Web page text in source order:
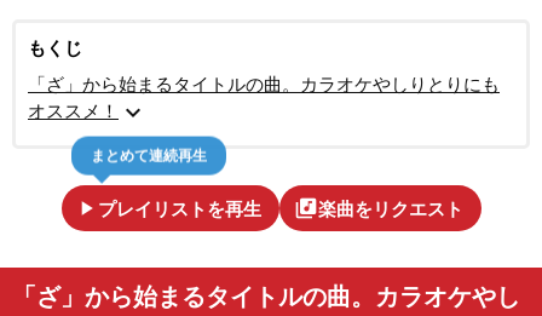
もくじ
「ざ」から始まるタイトルの曲。カラオケやしりとりにも
オススメ！
expand_more
play_arrow プレイリストを再生
まとめて連続再生
library_music楽曲をリクエスト
「ざ」から始まるタイトルの曲。カラオケやし